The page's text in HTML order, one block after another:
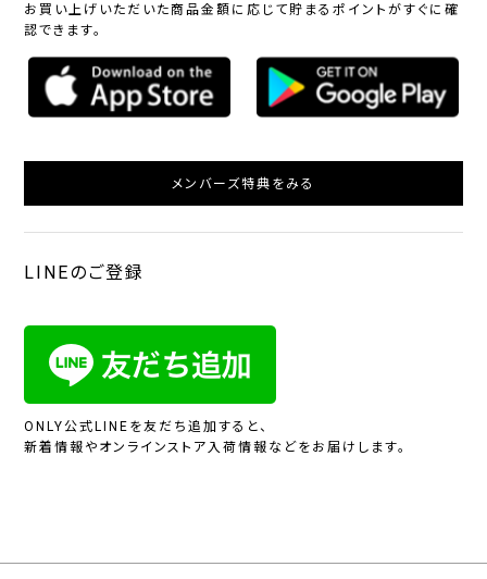
お買い上げいただいた商品金額に応じて貯まるポイントがすぐに確
認できます。
メンバーズ特典をみる
LINEのご登録
ONLY公式LINEを友だち追加すると、
新着情報やオンラインストア入荷情報などをお届けします。